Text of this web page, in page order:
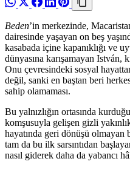
Beden’in merkezinde,
dairesinde yaşayan on beş
kasabada içine kapanıklığı ve
dünyasına karışamayan István,
Onu çevresindeki sosyal
değil, sanki en baştan beri
sahip olamaması.
Bu yalnızlığın ortasında
komşusuyla gelişen gizli
hayatında geri dönüşü olmayan
tam da bu ilk sarsıntıdan
nasıl giderek daha da yabancı